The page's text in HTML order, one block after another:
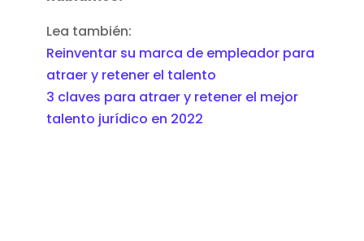
Lea también:
Reinventar su marca de empleador para
atraer y retener el talento
3 claves para atraer y retener el mejor
talento jurídico en 2022